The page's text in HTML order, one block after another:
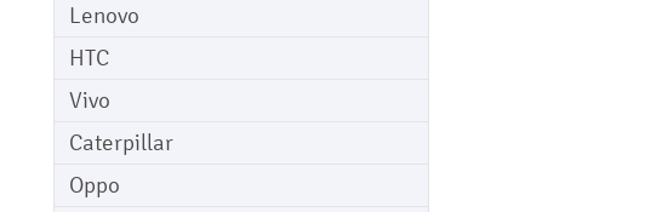
Lenovo
HTC
Vivo
Caterpillar
Oppo